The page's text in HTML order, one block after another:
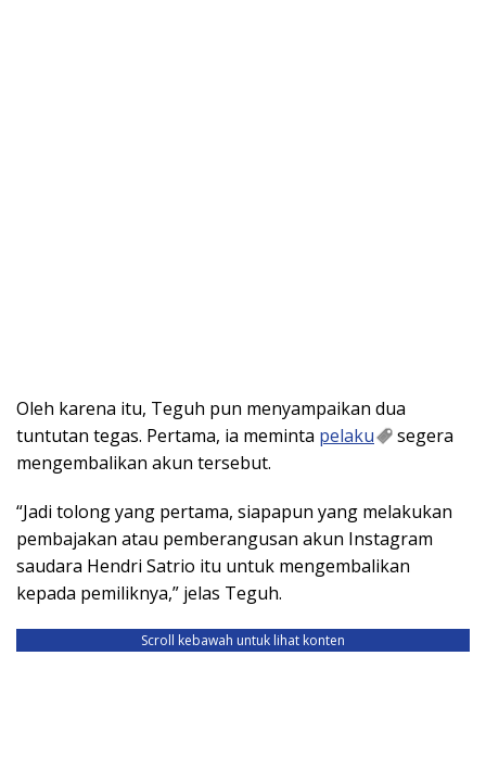
Oleh karena itu, Teguh pun menyampaikan dua
tuntutan tegas. Pertama, ia meminta pelaku
segera
mengembalikan akun tersebut.
“Jadi tolong yang pertama, siapapun yang melakukan
pembajakan atau pemberangusan akun Instagram
saudara Hendri Satrio itu untuk mengembalikan
kepada pemiliknya,” jelas Teguh.
Scroll kebawah untuk lihat konten